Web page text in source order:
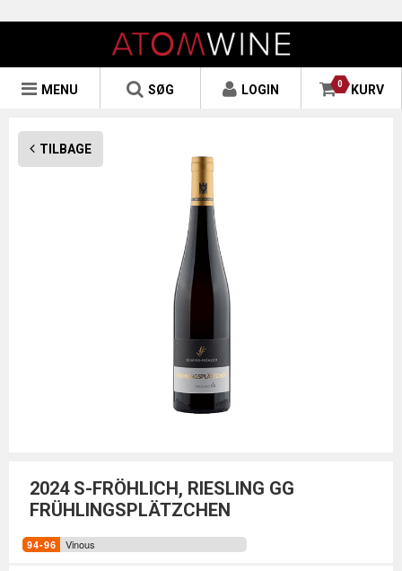
0 KURV
LOGIN
SØG
MENU
TILBAGE
2024 S-FRÖHLICH, RIESLING GG
FRÜHLINGSPLÄTZCHEN
Vinous